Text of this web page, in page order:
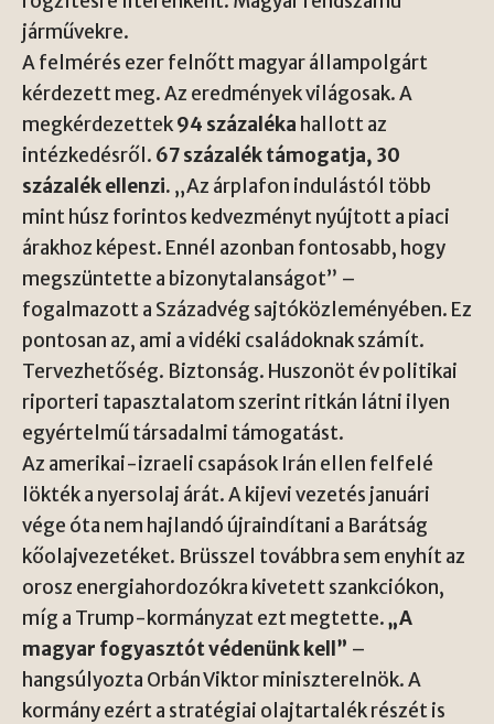
járművekre.
A felmérés ezer felnőtt magyar állampolgárt
kérdezett meg. Az eredmények világosak. A
megkérdezettek94 százaléka hallott az
intézkedésről. 67 százalék támogatja, 30
százalék ellenzi. „Az árplafon indulástól több
mint húsz forintos kedvezményt nyújtott a piaci
árakhoz képest. Ennél azonban fontosabb, hogy
megszüntette a bizonytalanságot” –
fogalmazott a Századvég sajtóközleményében. Ez
pontosan az, ami a vidéki családoknak számít.
Tervezhetőség. Biztonság. Huszonöt év politikai
riporteri tapasztalatom szerint ritkán látni ilyen
egyértelmű társadalmi támogatást.
Az amerikai-izraeli csapások Irán ellen felfelé
lökték a nyersolaj árát. A kijevi vezetés januári
vége óta nem hajlandó újraindítani a Barátság
kőolajvezetéket. Brüsszel továbbra sem enyhít az
orosz energiahordozókra kivetett szankciókon,
míg a Trump-kormányzat ezt megtette.„A
magyar fogyasztót védenünk kell” –
hangsúlyozta Orbán Viktor miniszterelnök. A
kormány ezért a stratégiai olajtartalék részét is